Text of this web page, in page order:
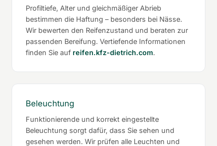
Profiltiefe, Alter und gleichmäßiger Abrieb
bestimmen die Haftung – besonders bei Nässe.
Wir bewerten den Reifenzustand und beraten zur
passenden Bereifung. Vertiefende Informationen
finden Sie auf reifen.kfz-dietrich.com.
Beleuchtung
Funktionierende und korrekt eingestellte
Beleuchtung sorgt dafür, dass Sie sehen und
gesehen werden. Wir prüfen alle Leuchten und